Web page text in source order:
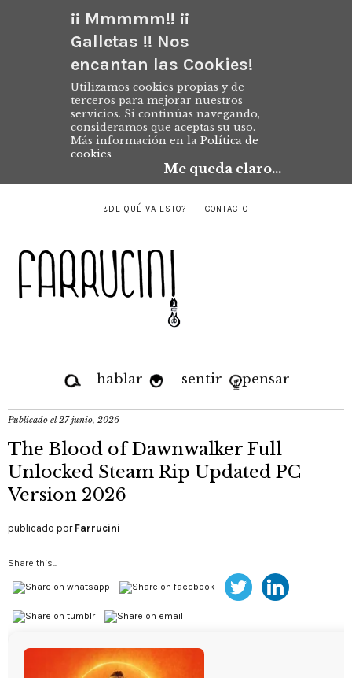
¡¡ Mmmmm!! ¡¡
Galletas !! Nos
encantan las Cookies!
Utilizamos cookies propias y de
terceros para mejorar nuestros
servicios. Si continúas navegando,
consideramos que aceptas su uso.
Más información en la Política de
cookies
Me queda claro...
¿DE QUÉ VA ESTO? CONTACTO
hablar sentir pensar
Publicado el27 junio, 2026
The Blood of Dawnwalker Full
Unlocked Steam Rip Updated PC
Version 2026
publicado por Farrucini
Share this...